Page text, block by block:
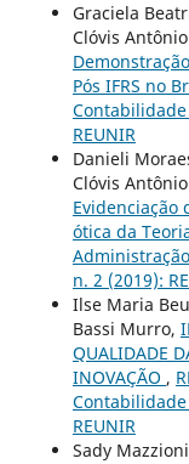
Graciela
Clóvis
Pós IFRS no
REUNIR
Danieli
Clóvis
Evidenciação
ótica da
n. 2 (2019):
Ilse Maria
Bassi Murro,
QUALIDADE
INOVAÇÃO ,
REUNIR
Sady